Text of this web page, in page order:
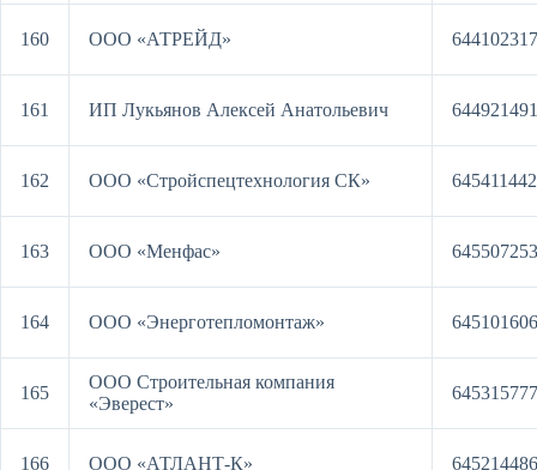
160 ООО «АТРЕЙД»
161 ИП Лукьянов Алексей Анатольевич
162 ООО «Стройспецтехнология СК»
163 ООО «Менфас»
164 ООО «Энерготепломонтаж»
165
ООО Строительная компания
«Эверест»
166 ООО «АТЛАНТ-К»